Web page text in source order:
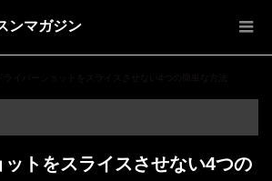
ンマガジン
ットをスライスさせない4つの